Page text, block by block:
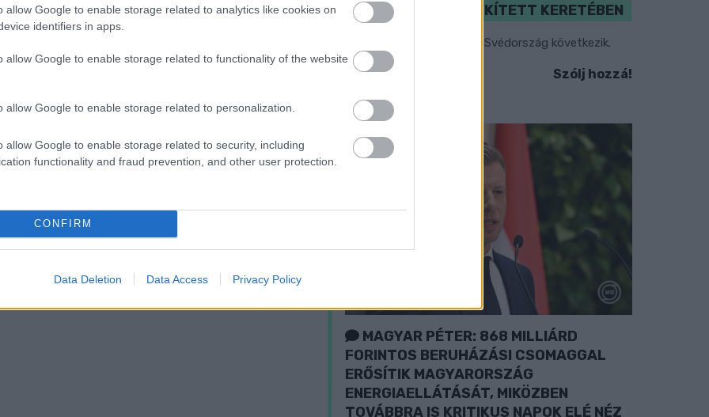
allow Google to enable storage related to analytics like cookies on
identifiers in apps.
allow Google to enable storage related to functionality of the website
allow Google to enable storage related to personalization.
allow Google to enable storage related to security, including
functionality and fraud prevention, and other user protection.
CONFIRM
Data Deletion Data Access Privacy Policy
VÁLOGATOTT SZŰKÍTETT KERETÉBEN
Észtország, Szlovénia és Svédország következik.
Szólj hozzá!
MAGYAR PÉTER: 868 MILLIÁRD
FORINTOS BERUHÁZÁSI CSOMAGGAL
ERŐSÍTIK MAGYARORSZÁG
ENERGIAELLÁTÁSÁT, MIKÖZBEN
TOVÁBBRA IS KRITIKUS NAPOK ELÉ NÉZ